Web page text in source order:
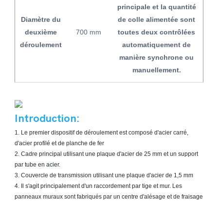
Diamètre du
deuxième
déroulement
700 mm
principale et la quantité
de colle alimentée sont
toutes deux contrôlées
automatiquement de
manière synchrone ou
manuellement.
Introduction:
1. Le premier dispositif de déroulement est composé d'acier carré,
d'acier profilé et de planche de fer
2. Cadre principal utilisant une plaque d'acier de 25 mm et un support
par tube en acier.
3. Couvercle de transmission utilisant une plaque d'acier de 1,5 mm
4. Il s'agit principalement d'un raccordement par tige et mur. Les
panneaux muraux sont fabriqués par un centre d'alésage et de fraisage